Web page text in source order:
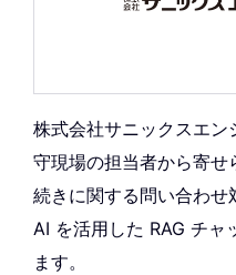
株式会社サニックスエ
守現場の担当者から寄
続きに関する問い合わ
AI を活用した RAG チャ
ます。